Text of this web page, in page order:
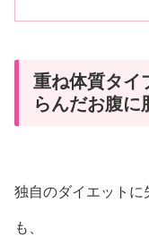
重ね体質タイ
らんだお腹に
独自のダイエットに
も、